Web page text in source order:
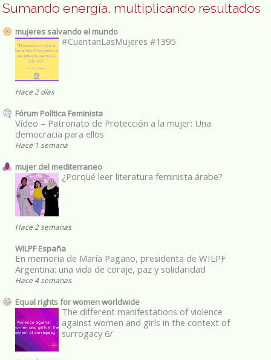
Sumando energía, multiplicando resultados
mujeres salvando el mundo
#CuentanLasMujeres #1395
Hace 2 días
Fórum Política Feminista
Vídeo – Patronato de Protección a la mujer: Una
democracia para ellos
Hace 1 semana
mujer del mediterraneo
¿Porqué leer literatura feminista árabe?
Hace 2 semanas
WILPF España
En memoria de María Pagano, presidenta de WILPF
Argentina: una vida de coraje, paz y solidaridad
Hace 4 semanas
Equal rights for women worldwide
The different manifestations of violence
against women and girls in the context of
surrogacy 6/